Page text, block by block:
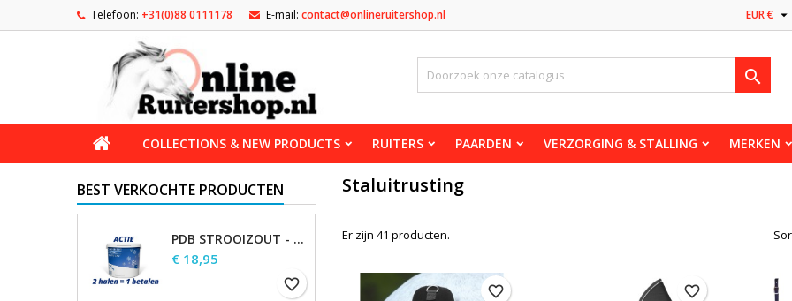
Telefoon: +31(0)88 0111178 E-mail: contact@onlineruitershop.nl EUR € 

COLLECTIONS & NEW PRODUCTS RUITERS PAARDEN VERZORGING & STALLING MERKEN
BEST VERKOCHTE PRODUCTEN
PDB STROOIZOUT - EMMER - 7,5KG
Prijs
€ 18,95
favorite_border
Staluitrusting
Er zijn 41 producten.
favorite_border favorite_border